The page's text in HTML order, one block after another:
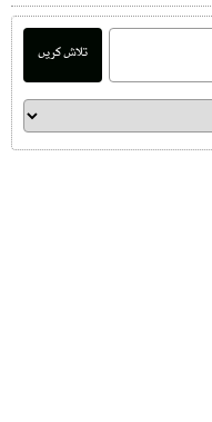
تلاش کریں